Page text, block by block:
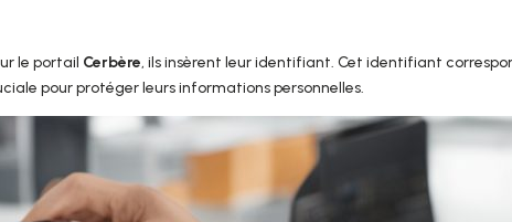
le portail Cerbère, ils insèrent leur identifiant. Cet identifiant
pour protéger leurs informations personnelles.